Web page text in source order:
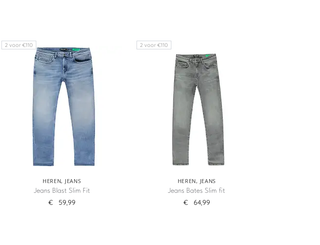
2 voor €110
HEREN, JEANS
Jeans Blast Slim Fit
€ 59,99
2 voor €110
HEREN, JEANS
Jeans Bates Slim fit
€ 64,99